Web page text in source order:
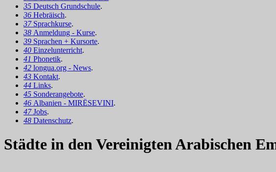
35 Deutsch Grundschule.
36 Hebräisch.
37 Sprachkurse.
38 Anmeldung - Kurse.
39 Sprachen + Kursorte.
40 Einzelunterricht.
41 Phonetik.
42 longua.org - News.
43 Kontakt.
44 Links.
45 Sonderangebote.
46 Albanien - MIRËSEVINI.
47Jobs.
48 Datenschutz.
Städte in den Vereinigten Arabischen